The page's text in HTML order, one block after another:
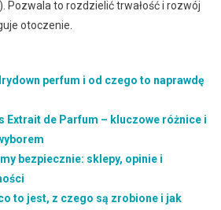
Pozwala to rozdzielić trwałość i rozwój
otoczenie.
perfum i od czego to naprawdę
Extrait de Parfum – kluczowe różnice i
bezpiecznie: sklepy, opinie i
to jest, z czego są zrobione i jak